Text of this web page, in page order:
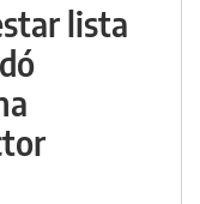
lista